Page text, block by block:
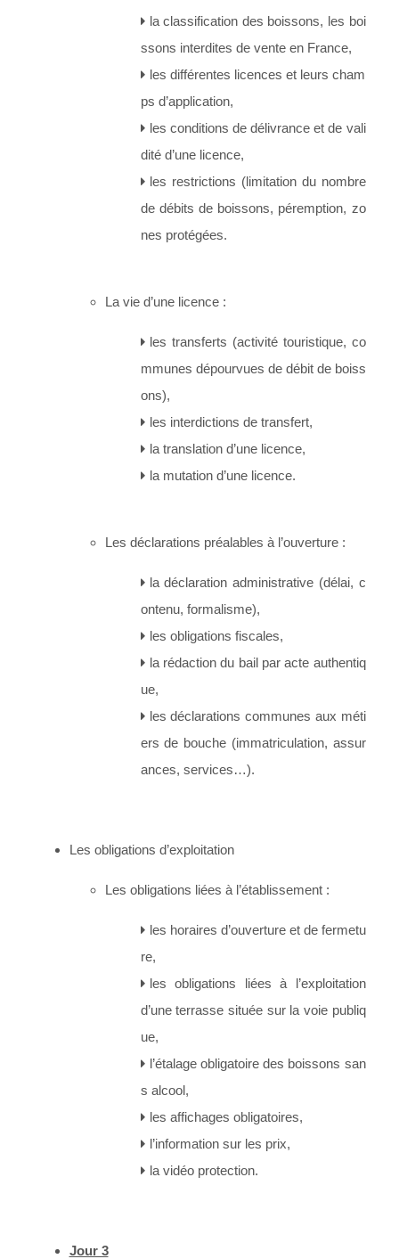
la classification des boissons, les boi
ssons interdites de vente en France,
les différentes licences et leurs cham
ps d’application,
les conditions de délivrance et de vali
dité d’une licence,
les restrictions (limitation du nombre
de débits de boissons, péremption, zo
nes protégées.
La vie d’une licence :
les transferts (activité touristique, co
mmunes dépourvues de débit de boiss
ons),
les interdictions de transfert,
la translation d’une licence,
la mutation d’une licence.
Les déclarations préalables à l’ouverture :
la déclaration administrative (délai, c
ontenu, formalisme),
les obligations fiscales,
la rédaction du bail par acte authentiq
ue,
les déclarations communes aux méti
ers de bouche (immatriculation, assur
ances, services…).
Les obligations d’exploitation
Les obligations liées à l’établissement :
les horaires d’ouverture et de fermetu
re,
les obligations liées à l’exploitation
d’une terrasse située sur la voie publiq
ue,
l’étalage obligatoire des boissons san
s alcool,
les affichages obligatoires,
l’information sur les prix,
la vidéo protection.
Jour 3